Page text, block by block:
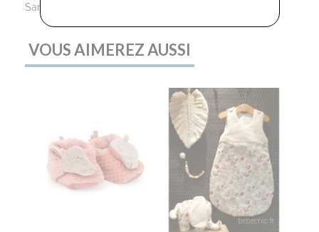
Samedi : 10:00 - 12:30 / 14:30 - 18:30
VOUS AIMEREZ AUSSI